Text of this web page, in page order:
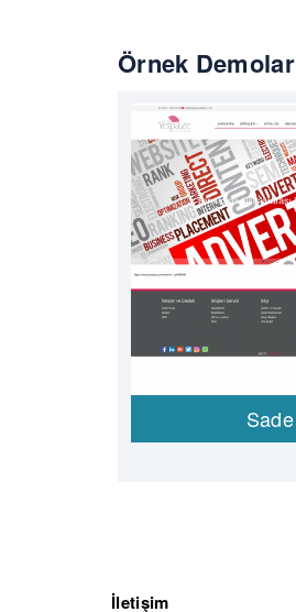
Örnek Demolar
Sade
İletişim